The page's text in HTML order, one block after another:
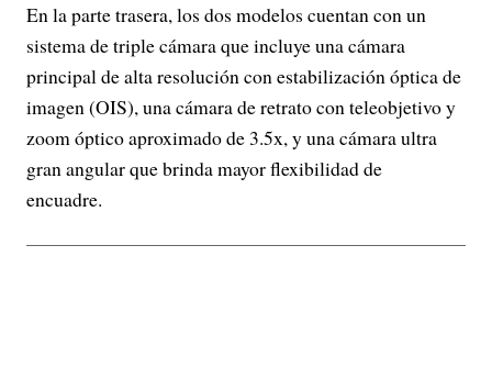
En la parte trasera, los dos modelos cuentan con un
sistema de triple cámara que incluye una cámara
principal de alta resolución con estabilización óptica de
imagen (OIS), una cámara de retrato con teleobjetivo y
zoom óptico aproximado de 3.5x, y una cámara ultra
gran angular que brinda mayor flexibilidad de
encuadre.